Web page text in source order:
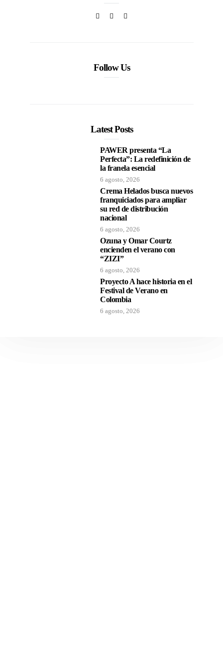
Follow Us
Latest Posts
PAWER presenta “La
Perfecta”: La redefinición de
la franela esencial
6 agosto, 2026
Crema Helados busca nuevos
franquiciados para ampliar
su red de distribución
nacional
6 agosto, 2026
Ozuna y Omar Courtz
encienden el verano con
“ZIZI”
6 agosto, 2026
Proyecto A hace historia en el
Festival de Verano en
Colombia
6 agosto, 2026